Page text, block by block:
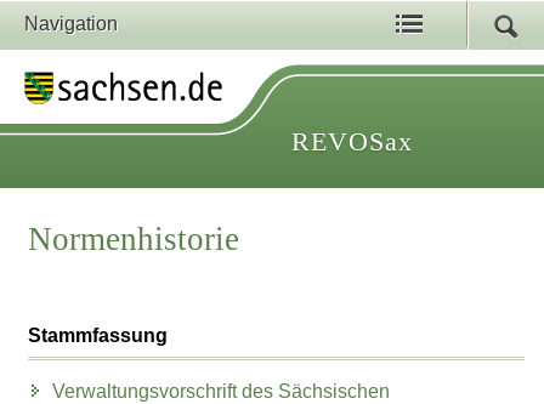
Navigation
REVOSax
Normenhistorie
Stammfassung
Verwaltungsvorschrift des Sächsischen